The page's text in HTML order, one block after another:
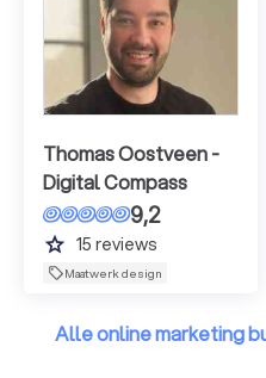
Thomas Oostveen -
Digital Compass
9,2
grade 15 reviews
Maatwerk design
Alle online marketing